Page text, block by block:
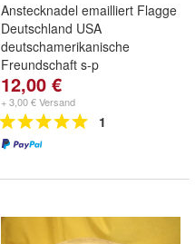
Anstecknadel emailliert Flagge
Deutschland USA
deutschamerikanische
Freundschaft s-p
12,00 €
+ 3,00 € Versand
1